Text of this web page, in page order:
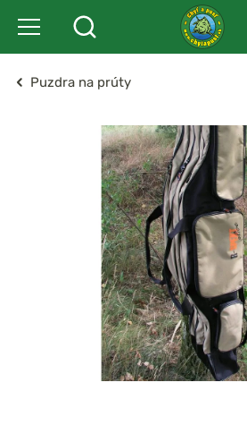
Puzdra na prúty